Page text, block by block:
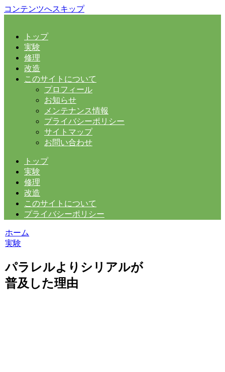
コンテンツへスキップ
トップ
実験
修理
改造
このサイトについて
プロフィール
お知らせ
メンテナンス情報
プライバシーポリシー
サイトマップ
お問い合わせ
トップ
実験
修理
改造
このサイトについて
プライバシーポリシー
ホーム
実験
パラレルよりシリアルが
普及した理由